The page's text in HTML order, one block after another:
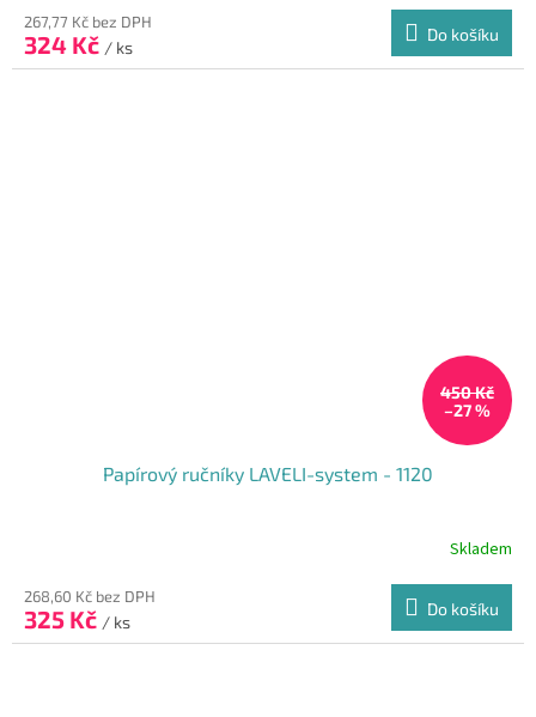
267,77 Kč bez DPH
324 Kč / ks
Do košíku
450 Kč
–27 %
Papírový ručníky LAVELI-system - 1120
Skladem
268,60 Kč bez DPH
325 Kč / ks
Do košíku